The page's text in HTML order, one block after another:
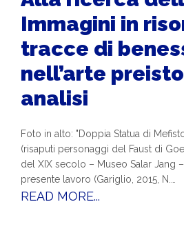
Immagini in
tracce di
nell’arte
analisi
Foto in alto: "Doppia Statua di
(risaputi personaggi del Faust di
del XIX secolo – Museo Salar Jang
presente lavoro (Gariglio, 2015, N.…
READ MORE...